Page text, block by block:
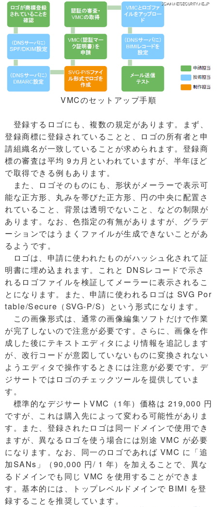
VMCのセットアップ手順
登録するロゴにも、複数の規定があります。まず、
登録商標に登録されていることと、ロゴの所有者と申
請組織名が一致していることが求められます。登録商
標の審査は平均 9カ月といわれていますが、半年ほど
で取得できる例もあります。
また、ロゴそのものにも、形状がメーラーで表示可
能な正方形、丸みを帯びた正方形、円の中央に配置さ
れていること、背景は透明でないこと、などの制限が
あります。なお、色指定の有無がありますが、グラデ
ーションではうまくファイルが生成できないことがあ
るようです。
ロゴは、申請に使われたものがハッシュ化されて証
明書に埋め込まれます。これと DNSレコードで示さ
れるロゴファイルを検証してメーラーに表示されるこ
とになります。また、申請に使われるロゴは SVG Por
table/Secure（SVG-P/S）という形式になります。
この画像形式は、通常の画像編集ソフトだけで作業
が完了しないので注意が必要です。さらに、画像を作
成した後にテキストエディタにより情報を追記します
が、改行コードが意図していないものに変換されない
ようエディタで操作するときには注意が必要です。デ
ジサートではロゴのチェックツールを提供していま
す。
標準的なデジサートVMC（1年）価格は 219,000 円
ですが、これは購入先によって変わる可能性がありま
す。また、登録されたロゴは同一ドメインで使用でき
ますが、異なるロゴを使う場合には別途 VMC が必要
になります。なお、同一のロゴであれば VMC に「追
加SANs」（90,000 円/ 1 年）を加えることで、異な
るドメインでも同じ VMC を使用することができま
す。基本的には、トップレベルドメインで BIMI を登
録することを推奨しています。